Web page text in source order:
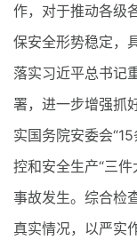
作，对于推动各级
保安全形势稳定，
落实习近平总书记
署，进一步增强抓
实国务院安委会
控和安全生产“三
事故发生。综合检
真实情况，以严实